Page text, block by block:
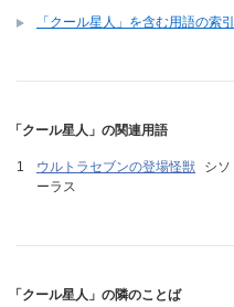
「クール星人」を含む用語の索引
「クール星人」の関連用語
ウルトラセブンの登場怪獣
シソ
ーラス
「クール星人」の隣のことば